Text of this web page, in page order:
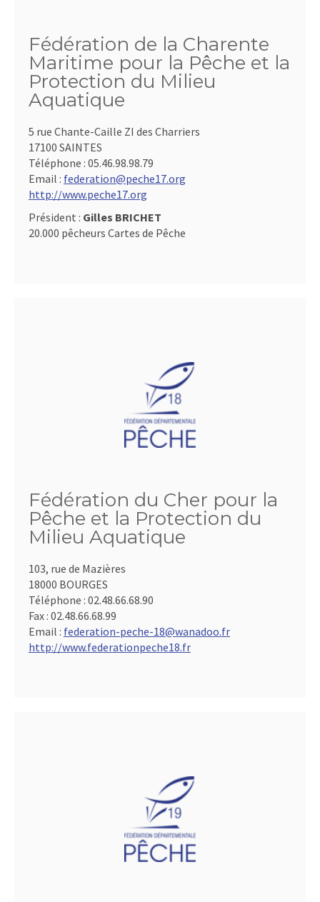
Fédération de la Charente
Maritime pour la Pêche et la
Protection du Milieu
Aquatique
5 rue Chante-Caille ZI des Charriers
17100 SAINTES
Téléphone : 05.46.98.98.79
Email : federation@peche17.org
http://www.peche17.org
Président : Gilles BRICHET
20.000 pêcheurs Cartes de Pêche
Fédération du Cher pour la
Pêche et la Protection du
Milieu Aquatique
103, rue de Mazières
18000 BOURGES
Téléphone : 02.48.66.68.90
Fax : 02.48.66.68.99
Email : federation-peche-18@wanadoo.fr
http://www.federationpeche18.fr